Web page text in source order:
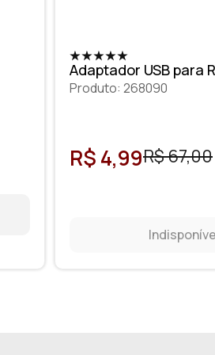
Adaptador USB para
Produto: 268090
R$ 4,99R$ 67,00